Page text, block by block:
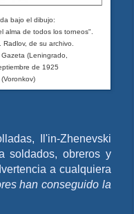
bajo el dibujo:
alma de todos los torneos".
Radlov, de su archivo.
(Leningrado,
de 1925
(Voronkov)
Il'in-Zhenevski
soldados, obreros y
a cualquiera
han conseguido la